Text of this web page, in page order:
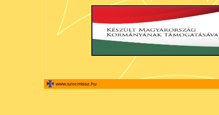
www.szocmissz.hu